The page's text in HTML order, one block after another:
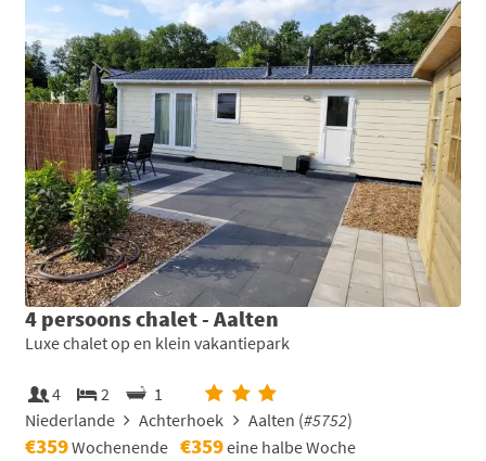
4 persoons chalet - Aalten
Luxe chalet op en klein vakantiepark
4 2
1
Niederlande
Achterhoek Aalten (#5752)
€359Wochenende €359eine halbe Woche